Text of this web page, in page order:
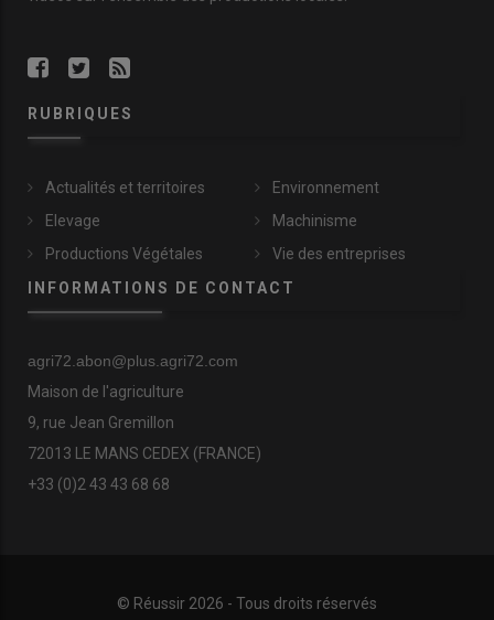
RUBRIQUES
Actualités et territoires
Elevage
Productions Végétales
Environnement
Machinisme
Vie des entreprises
INFORMATIONS DE CONTACT
agri72.abon@plus.agri72.com
Maison de l'agriculture
9, rue Jean Gremillon
72013 LE MANS CEDEX (FRANCE)
+33 (0)2 43 43 68 68
© Réussir 2026 - Tous droits réservés